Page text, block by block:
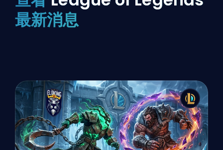
最新消息